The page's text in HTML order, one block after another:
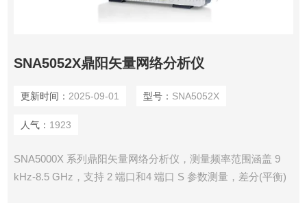
SNA5052X鼎阳矢量网络分析仪
更新时间： 2025-09-01 型号： SNA5052X
人气： 1923
SNA5000X 系列鼎阳矢量网络分析仪，测量频率范围涵盖 9
kHz-8.5 GHz，支持 2 端口和4 端口 S 参数测量，差分(平衡)